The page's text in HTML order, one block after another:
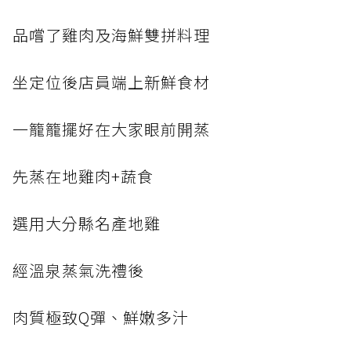
品嚐了雞肉及海鮮雙拼料理
坐定位後店員端上新鮮食材
一籠籠擺好在大家眼前開蒸
先蒸在地雞肉+蔬食
選用大分縣名產地雞
經溫泉蒸氣洗禮後
肉質極致Q彈、鮮嫩多汁